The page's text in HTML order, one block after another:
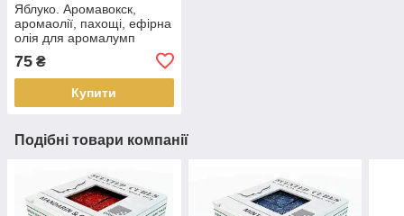
Яблуко. Аромавокск,
аромаолії, пахощі, ефірна
олія для аромалумп
75 ₴
Купити
Подібні товари компанії